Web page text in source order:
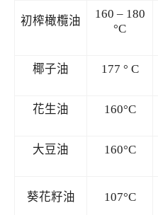
初榨橄欖油
160 – 180
°C
椰子油 177 ° C
花生油 160°C
大豆油 160°C
葵花籽油 107°C